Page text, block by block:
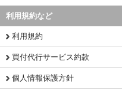
利用規約など
利用規約
買付代行サービス約款
個人情報保護方針